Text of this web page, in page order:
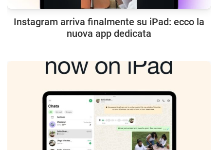
Instagram arriva finalmente su iPad: ecco la
nuova app dedicata